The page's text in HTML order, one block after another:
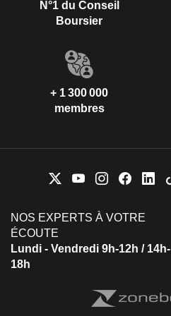
N°1 du Conseil
Boursier
+ 1 300 000
membres
NOS EXPERTS À VOTRE
ÉCOUTE
Lundi - Vendredi 9h-12h / 14h-
18h